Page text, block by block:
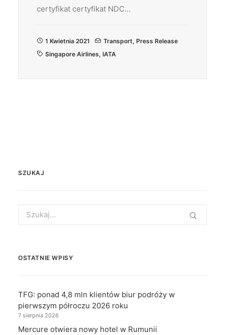
certyfikat certyfikat NDC…
1 Kwietnia 2021 Transport, Press Release
Singapore Airlines, IATA
SZUKAJ
for:
OSTATNIE WPISY
TFG: ponad 4,8 mln klientów biur podróży w
pierwszym półroczu 2026 roku
7 sierpnia 2026
Mercure otwiera nowy hotel w Rumunii